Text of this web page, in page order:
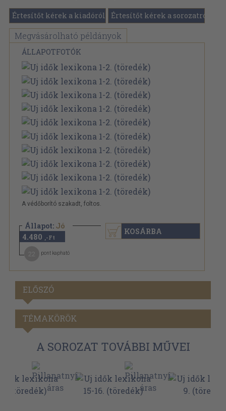
Értesítőt kérek a kiadóról Értesítőt kérek a sorozatról
Megvásárolható példányok
ÁLLAPOTFOTÓK
A védőborító szakadt, foltos.
Állapot: Jó
4.480 ,-Ft
pont kapható
KOSÁRBA
ELŐSZÓ
TÉMAKÖRÖK
A SOROZAT TOVÁBBI MŰVEI